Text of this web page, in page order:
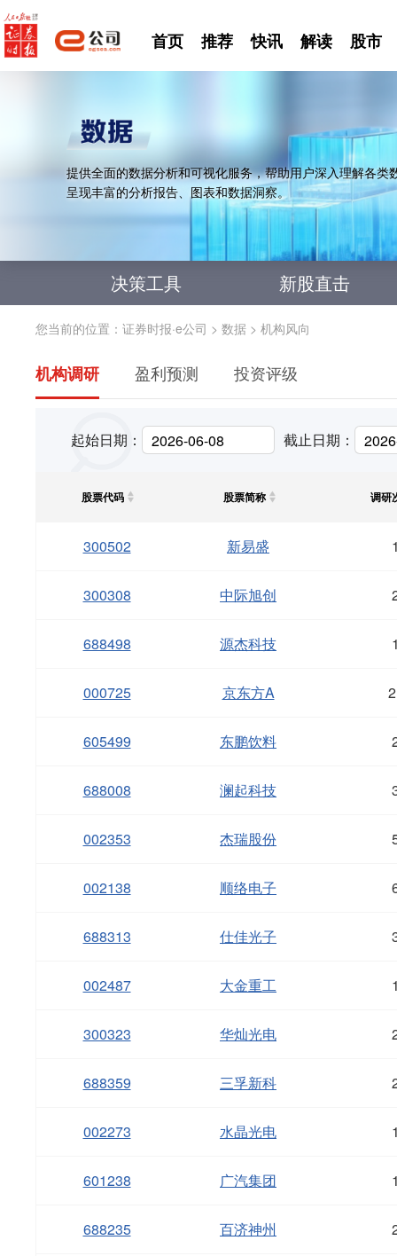
首页 推荐 快讯 解读 股市
提供全面的数据分析和可视化服务，帮助用户深入理解各
呈现丰富的分析报告、图表和数据洞察。
决策工具 新股直击
您当前的位置： 证券时报·e公司 > 数据 > 机构风向
机构调研 盈利预测 投资评级
起始日期： 截止日期：
股票代码 股票简称 调研
300502 新易盛
300308 中际旭创
688498 源杰科技
000725 京东方A
605499 东鹏饮料
688008 澜起科技
002353 杰瑞股份
002138 顺络电子
688313 仕佳光子
002487 大金重工
300323 华灿光电
688359 三孚新科
002273 水晶光电
601238 广汽集团
688235 百济神州